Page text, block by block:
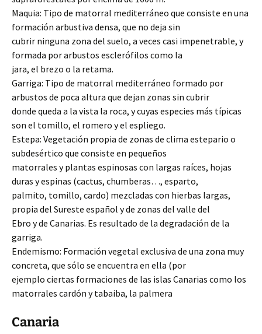
Maquia: Tipo de matorral mediterráneo que consiste en una
formación arbustiva densa, que no deja sin
cubrir ninguna zona del suelo, a veces casi impenetrable, y
formada por arbustos esclerófilos como la
jara, el brezo o la retama.
Garriga: Tipo de matorral mediterráneo formado por
arbustos de poca altura que dejan zonas sin cubrir
donde queda a la vista la roca, y cuyas especies más típicas
son el tomillo, el romero y el espliego.
Estepa: Vegetación propia de zonas de clima estepario o
subdesértico que consiste en pequeños
matorrales y plantas espinosas con largas raíces, hojas
duras y espinas (cactus, chumberas…, esparto,
palmito, tomillo, cardo) mezcladas con hierbas largas,
propia del Sureste español y de zonas del valle del
Ebro y de Canarias. Es resultado de la degradación de la
garriga.
Endemismo: Formación vegetal exclusiva de una zona muy
concreta, que sólo se encuentra en ella (por
ejemplo ciertas formaciones de las islas Canarias como los
matorrales cardón y tabaiba, la palmera
Canaria